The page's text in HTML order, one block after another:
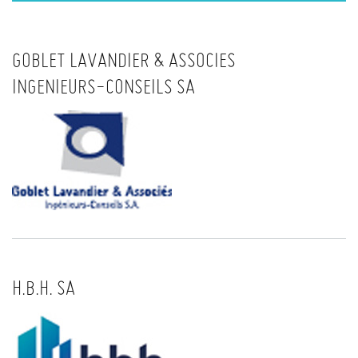
GOBLET LAVANDIER & ASSOCIES
INGENIEURS-CONSEILS SA
H.B.H. SA